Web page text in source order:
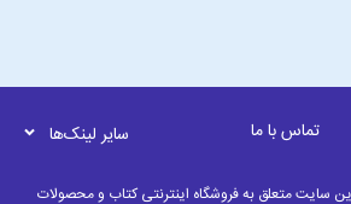
تماس با ما سایر لینک‌ها